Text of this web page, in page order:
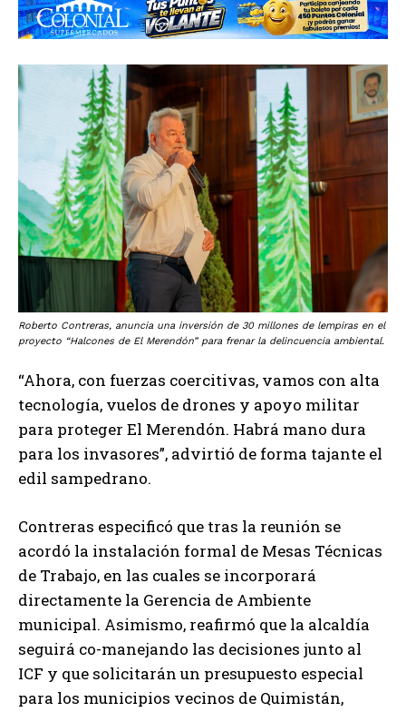
Roberto Contreras, anuncia una inversión de 30 millones de lempiras en el
proyecto “Halcones de El Merendón” para frenar la delincuencia ambiental.
“Ahora, con fuerzas coercitivas, vamos con alta
tecnología, vuelos de drones y apoyo militar
para proteger El Merendón. Habrá mano dura
para los invasores”, advirtió de forma tajante el
edil sampedrano.
Contreras especificó que tras la reunión se
acordó la instalación formal de Mesas Técnicas
de Trabajo, en las cuales se incorporará
directamente la Gerencia de Ambiente
municipal. Asimismo, reafirmó que la alcaldía
seguirá co-manejando las decisiones junto al
ICF y que solicitarán un presupuesto especial
para los municipios vecinos de Quimistán,